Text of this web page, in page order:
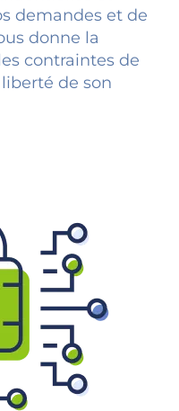
demandes et de
donne la
contraintes de
de son